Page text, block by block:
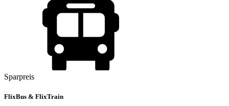
Sparpreis
FlixBus & FlixTrain